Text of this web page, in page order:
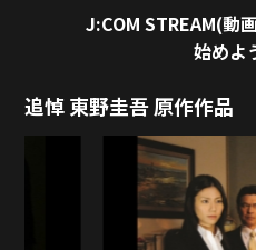
J:COM STREAM(動
始めよ
追悼 東野圭吾 原作作品